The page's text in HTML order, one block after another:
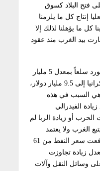
فتح البلاد كسوق
إنتاج كل ما يلزمنا
ما يؤهلنا لذلك إلا
بيد الغرب منذ عقود
مصر قبل حرب أوكرانيا كانت تستورد سلعاً بمعدل 5 مليار
دولار شهريا ووصلت بعد حرب أوكرانيا إلى 9.5 مليار دولار،
هي السبب في هذه
الفيدرالي
أو زيادة الربا لم
الغرب ولا يعتمد
سياساته، حرب روسيا وأوكرانيا رفعت سعر النفط من 61
أي بمعدل زيادة تجاوزت
على وسائل النقل وآلات